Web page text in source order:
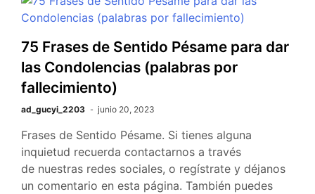
75 Frases de Sentido Pésame para dar
las Condolencias (palabras por
fallecimiento)
ad_gucyi_2203 junio 20, 2023
Frases de Sentido Pésame. Si tienes alguna
inquietud recuerda contactarnos a través
de nuestras redes sociales, o regístrate y déjanos
un comentario en esta página. También puedes